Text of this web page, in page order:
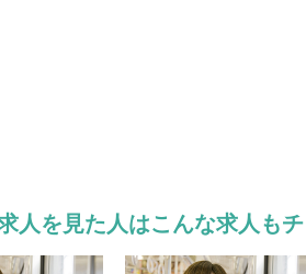
人を見た人はこんな求人も